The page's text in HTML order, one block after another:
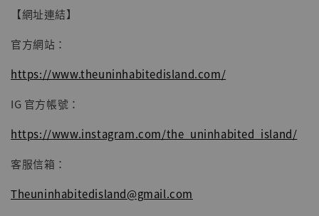
【網址連結】
官方網站：
https://www.theuninhabitedisland.com/
IG 官方帳號：
https://www.instagram.com/the_uninhabited_island/
客服信箱：
Theuninhabitedisland@gmail.com